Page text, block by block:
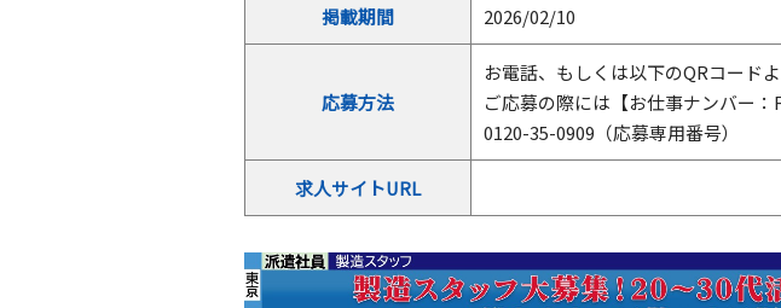
掲載期間 2026/02/10
応募方法
お電話、もしくは以下のQRコード
ご応募の際には【お仕事ナンバー：
0120-35-0909（応募専用番号）
求人サイトURL